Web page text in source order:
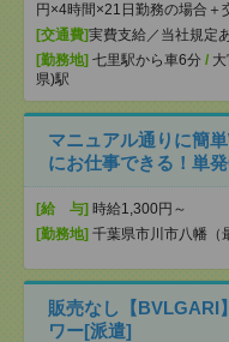
円×4時間×21日勤務の場合＋
[交通費]実費支給／当社規定あ
[勤務地] 七里駅から車6分 /
県)駅
マニュアル通りに簡
にお仕事できる！単
[給 与] 時給1,300円～
[勤務地] 千葉県市川市八幡（
販売なし【
ワー[派遣]